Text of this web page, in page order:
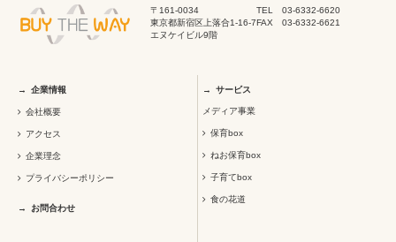
〒161-0034
東京都新宿区上落合1-16-7
エヌケイビル9階
TEL 03-6332-6620
FAX 03-6332-6621
企業情報
会社概要
アクセス
企業理念
プライバシーポリシー
お問合わせ
サービス
メディア事業
保育box
ねお保育box
子育てbox
食の花道